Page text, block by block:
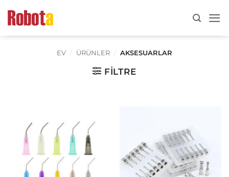
atla
EV ÜRÜNLER AKSESUARLAR
FILTRE